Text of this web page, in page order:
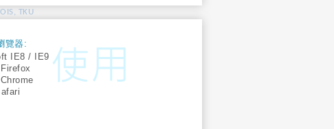
TKU
覽器:
IE8 / IE9